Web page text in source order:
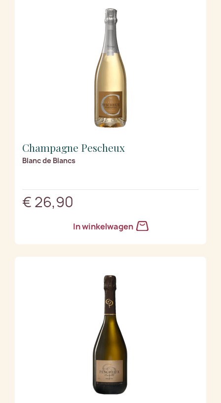
Champagne Pescheux
Blanc de Blancs
€ 26,90
In winkelwagen